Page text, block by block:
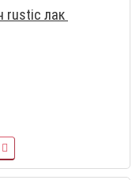
rustic лак